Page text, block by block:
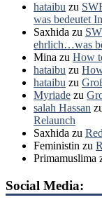
hataibu zu
was bedeutet
Saxhida zu
ehrlich…was
Mina zu How
hataibu zu
hataibu zu
Myriade zu
salah Hassan
Relaunch
Saxhida zu
Feministin zu
Primamuslima
Social Media: